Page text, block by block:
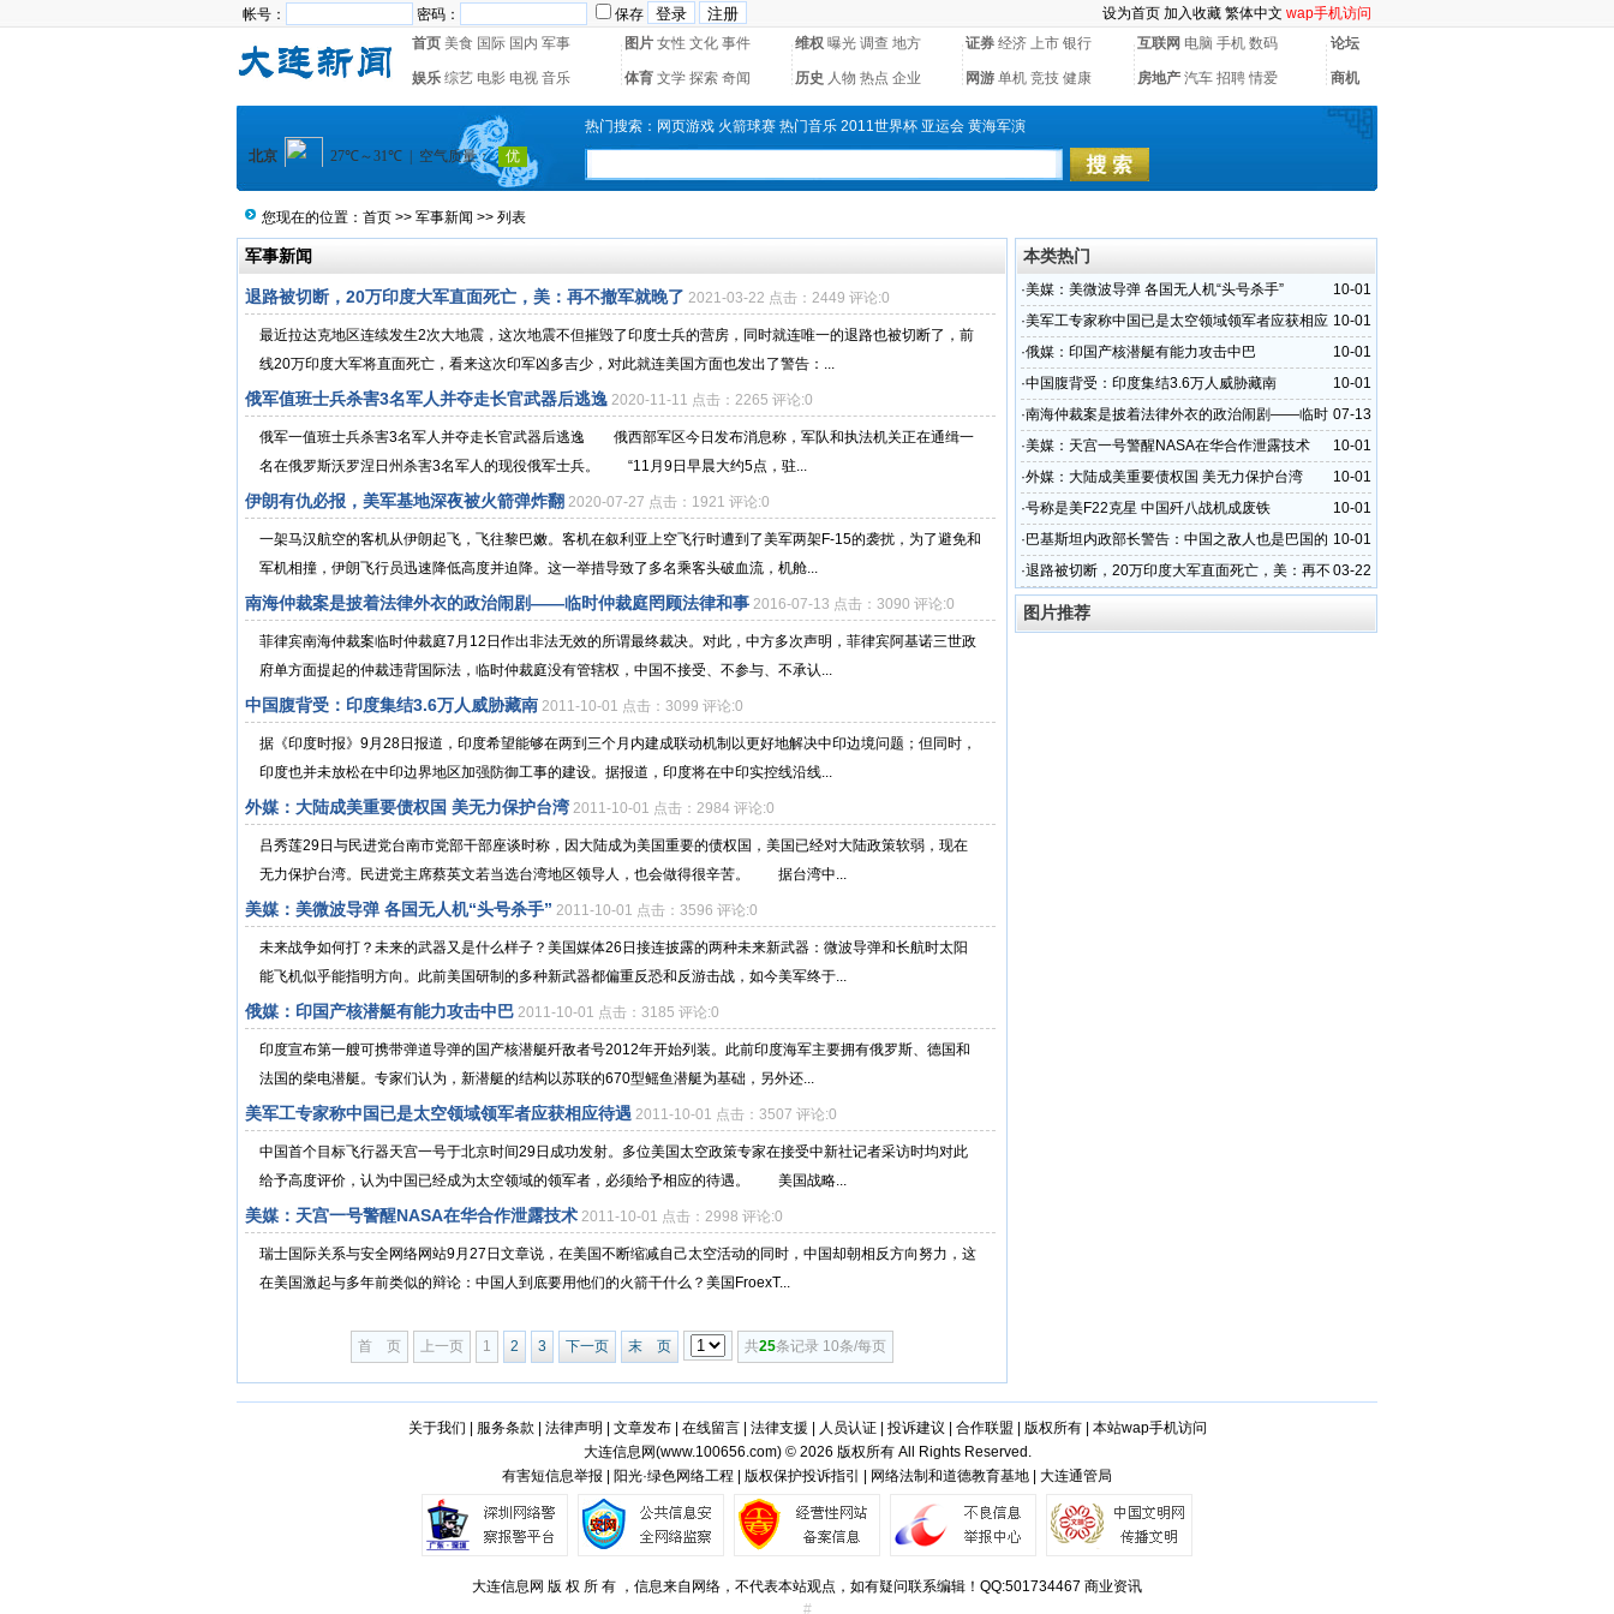
帐号： 密码： 保存 设为首页 加入收藏 繁体中文 wap手机访问
首页 美食 国际 国内 军事 图片 女性 文化 事件 维权 曝光 调查 地方 证券 经济 上市 银行 互联网 电脑 手机 数码 论坛
娱乐 综艺 电影 电视 音乐 体育 文学 探索 奇闻 历史 人物 热点 企业 网游 单机 竞技 健康 房地产 汽车 招聘 情爱 商机
热门搜索： 网页游戏 火箭球赛 热门音乐 2011世界杯 亚运会 黄海军演
您现在的位置： 首页 >> 军事新闻 >> 列表
军事新闻
退路被切断，20万印度大军直面死亡，美：再不撤军就晚了 2021-03-22 点击：2449 评论:0
最近拉达克地区连续发生2次大地震，这次地震不但摧毁了印度士兵的营房，同时就连唯一的退路也被切断了，前
线20万印度大军将直面死亡，看来这次印军凶多吉少，对此就连美国方面也发出了警告：...
俄军值班士兵杀害3名军人并夺走长官武器后逃逸 2020-11-11 点击：2265 评论:0
俄军一值班士兵杀害3名军人并夺走长官武器后逃逸 俄西部军区今日发布消息称，军队和执法机关正在通缉一
名在俄罗斯沃罗涅日州杀害3名军人的现役俄军士兵。 “11月9日早晨大约5点，驻...
伊朗有仇必报，美军基地深夜被火箭弹炸翻 2020-07-27 点击：1921 评论:0
一架马汉航空的客机从伊朗起飞，飞往黎巴嫩。客机在叙利亚上空飞行时遭到了美军两架F-15的袭扰，为了避免和
军机相撞，伊朗飞行员迅速降低高度并迫降。这一举措导致了多名乘客头破血流，机舱...
南海仲裁案是披着法律外衣的政治闹剧——临时仲裁庭罔顾法律和事 2016-07-13 点击：3090 评论:0
菲律宾南海仲裁案临时仲裁庭7月12日作出非法无效的所谓最终裁决。对此，中方多次声明，菲律宾阿基诺三世政
府单方面提起的仲裁违背国际法，临时仲裁庭没有管辖权，中国不接受、不参与、不承认...
中国腹背受：印度集结3.6万人威胁藏南 2011-10-01 点击：3099 评论:0
据《印度时报》9月28日报道，印度希望能够在两到三个月内建成联动机制以更好地解决中印边境问题；但同时，
印度也并未放松在中印边界地区加强防御工事的建设。据报道，印度将在中印实控线沿线...
外媒：大陆成美重要债权国 美无力保护台湾 2011-10-01 点击：2984 评论:0
吕秀莲29日与民进党台南市党部干部座谈时称，因大陆成为美国重要的债权国，美国已经对大陆政策软弱，现在
无力保护台湾。民进党主席蔡英文若当选台湾地区领导人，也会做得很辛苦。 据台湾中...
美媒：美微波导弹 各国无人机“头号杀手” 2011-10-01 点击：3596 评论:0
未来战争如何打？未来的武器又是什么样子？美国媒体26日接连披露的两种未来新武器：微波导弹和长航时太阳
能飞机似乎能指明方向。此前美国研制的多种新武器都偏重反恐和反游击战，如今美军终于...
俄媒：印国产核潜艇有能力攻击中巴 2011-10-01 点击：3185 评论:0
印度宣布第一艘可携带弹道导弹的国产核潜艇歼敌者号2012年开始列装。此前印度海军主要拥有俄罗斯、德国和
法国的柴电潜艇。专家们认为，新潜艇的结构以苏联的670型鳐鱼潜艇为基础，另外还...
美军工专家称中国已是太空领域领军者应获相应待遇 2011-10-01 点击：3507 评论:0
中国首个目标飞行器天宫一号于北京时间29日成功发射。多位美国太空政策专家在接受中新社记者采访时均对此
给予高度评价，认为中国已经成为太空领域的领军者，必须给予相应的待遇。 美国战略...
美媒：天宫一号警醒NASA在华合作泄露技术 2011-10-01 点击：2998 评论:0
瑞士国际关系与安全网络网站9月27日文章说，在美国不断缩减自己太空活动的同时，中国却朝相反方向努力，这
在美国激起与多年前类似的辩论：中国人到底要用他们的火箭干什么？美国FroexT...
首 页 上一页 1 2 3 下一页 末 页 共25条记录 10条/每页
本类热门
10-01
·美媒：美微波导弹 各国无人机“头号杀手”
10-01
·美军工专家称中国已是太空领域领军者应获相应
待遇
10-01
·俄媒：印国产核潜艇有能力攻击中巴
10-01
·中国腹背受：印度集结3.6万人威胁藏南
07-13
·南海仲裁案是披着法律外衣的政治闹剧——临时
仲裁庭罔顾法律和事
10-01
·美媒：天宫一号警醒NASA在华合作泄露技术
10-01
·外媒：大陆成美重要债权国 美无力保护台湾
10-01
·号称是美F22克星 中国歼八战机成废铁
10-01
· 巴基斯坦内政部长警告：中国之敌人也是巴国的
敌人
03-22
·退路被切断，20万印度大军直面死亡，美：再不
撤军就晚了
图片推荐
关于我们 服务条款 法律声明 文章发布| 在线留言| 法律支援 人员认证| 投诉建议 合作联盟 版权所有| 本站wap手机访问
大连信息网(www.100656.com) © 2026 版权所有 All Rights Reserved.
有害短信息举报 | 阳光·绿色网络工程 | 版权保护投诉指引 | 网络法制和道德教育基地 | 大连通管局
大连信息网 版 权 所 有 ，信息来自网络，不代表本站观点，如有疑问联系编辑！QQ:501734467 商业资讯
#